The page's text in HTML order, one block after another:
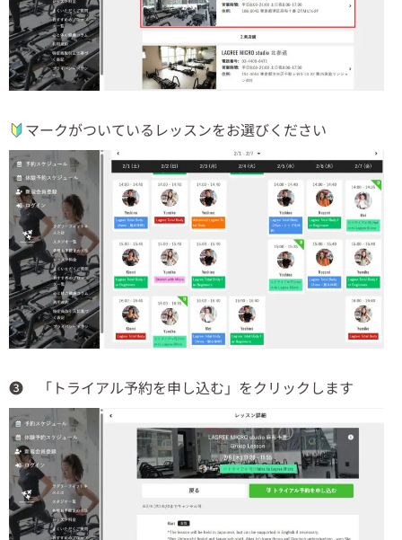
マークがついているレッスンをお選びください
❸ 「トライアル予約を申し込む」をクリックします